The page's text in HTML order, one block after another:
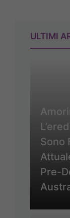
ULTIMI
Sono
Pre-